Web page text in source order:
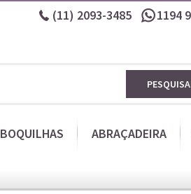
(11) 2093-3485 1194
BOQUILHAS ABRAÇADEIRA